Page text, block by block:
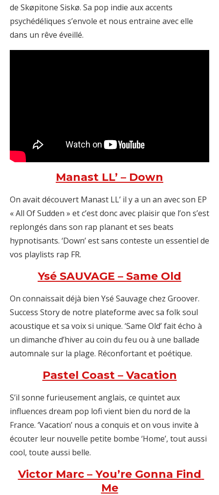
de Skøpitone Siskø. Sa pop indie aux accents
psychédéliques s’envole et nous entraine avec elle
dans un rêve éveillé.
Manast LL’ – Down
On avait découvert Manast LL’ il y a un an avec son EP
« All Of Sudden » et c’est donc avec plaisir que l’on s’est
replongés dans son rap planant et ses beats
hypnotisants. ‘Down’ est sans conteste un essentiel de
vos playlists rap FR.
Ysé SAUVAGE – Same Old
On connaissait déjà bien Ysé Sauvage chez Groover.
Success Story de notre plateforme avec sa folk soul
acoustique et sa voix si unique. ‘Same Old’ fait écho à
un dimanche d’hiver au coin du feu ou à une ballade
automnale sur la plage. Réconfortant et poétique.
Pastel Coast – Vacation
S’il sonne furieusement anglais, ce quintet aux
influences dream pop lofi vient bien du nord de la
France. ‘Vacation’ nous a conquis et on vous invite à
écouter leur nouvelle petite bombe ‘Home’, tout aussi
cool, toute aussi belle.
Victor Marc – You’re Gonna Find
Me